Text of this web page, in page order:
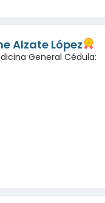
Alzate López
General Cédula: